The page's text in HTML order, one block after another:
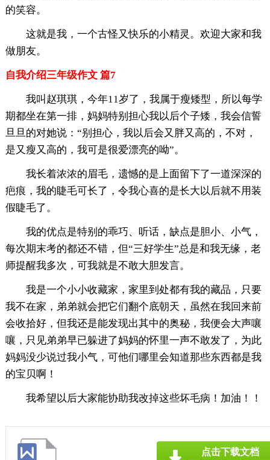
的笑容。
这就是我，一个古怪又快乐的小精灵。欢迎大家和我
做朋友。
自我介绍三年级作文 篇7
我叫赵琪琪，今年11岁了，我属于瘦矮型，所以每学
期都坐在第一排，妈妈特别担心我以后个子矮，我会信誓
旦旦的对她说：“别担心，我以后会又胖又高的，不对，
是又瘦又高的，我可是很爱漂亮的呦”。
我长着浓浓的眉毛，遗憾的是上面留下了一道深深的
疤痕，我的睫毛可长了，令我心喜的是长大以后就不用装
假睫毛了。
我的优点是特别的乖巧、听话，缺点是胆小、小气，
每次期末考的都还不错，但“三好学生”总是和我无缘，老
师提醒我多次，可我就是不敢大胆发言。
我是一个小小收藏家，家里到处都有我的藏品，只要
我不在家，弟弟就会把它们翻个底朝天，虽然在我回来前
会收拾好，但我还是能发现出其中的奥秘，我便会大声嚷
嚷，只见弟弟早已躲进了妈妈的怀里一声不敢发了，为此
妈妈没少说过我小气，可他们哪里会知道那些东西都是我
的宝贝啊！
我希望以后大家能协助我改掉这些坏毛病！加油！！
点击下载文档